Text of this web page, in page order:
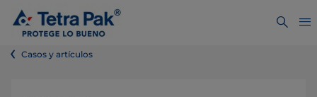
Casos y artículos